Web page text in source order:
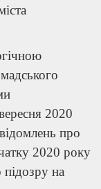
2020
про
2020 року
на